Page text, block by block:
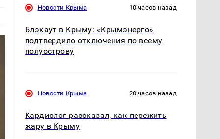
Новости Крыма 10 часов назад
Блэкаут в Крыму: «Крымэнерго»
подтвердило отключения по всему
полуострову
Новости Крыма 20 часов назад
Кардиолог рассказал, как пережить
жару в Крыму